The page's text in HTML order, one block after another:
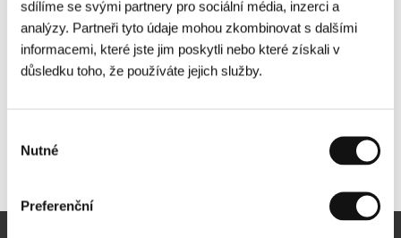
sdílíme se svými partnery pro sociální média, inzerci a
analýzy. Partneři tyto údaje mohou zkombinovat s dalšími
informacemi, které jste jim poskytli nebo které získali v
důsledku toho, že používáte jejich služby.
souhlasu
Nutné
Preferenční